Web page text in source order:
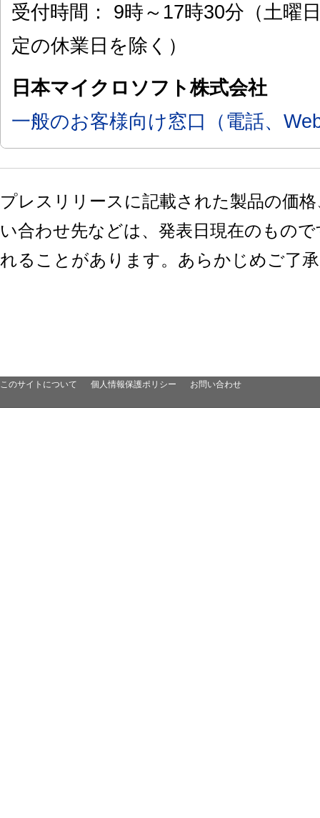
受付時間： 9時～17時30分（土曜
定の休業日を除く）
日本マイクロソフト株式会社
一般のお客様向け窓口（電話、
プレスリリースに記載された製品の価
い合わせ先などは、発表日現在のもの
れることがあります。あらかじめご了
このサイトについて 個人情報保護ポリシー お問い合わせ